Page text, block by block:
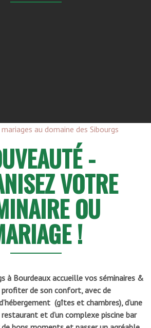
au domaine des Sibourgs
-
VOTRE
OU
!
à Bourdeaux accueille vos séminaires &
profiter de son confort, avec de
(gîtes et chambres), d’une
restaurant et d’un complexe piscine bar